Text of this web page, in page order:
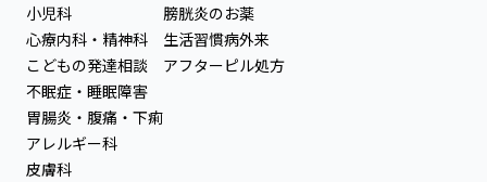
小児科
心療内科・精神科
こどもの発達相談
不眠症・睡眠障害
胃腸炎・腹痛・下痢
アレルギー科
皮膚科
膀胱炎のお薬
生活習慣病外来
アフターピル処方